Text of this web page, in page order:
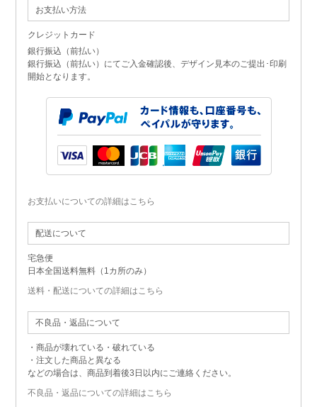
お支払い方法
クレジットカード
銀行振込（前払い）
銀行振込（前払い）にてご入金確認後、デザイン見本のご提出･印刷
開始となります。
お支払いについての詳細はこちら
配送について
宅急便
日本全国送料無料（1カ所のみ）
送料・配送についての詳細はこちら
不良品・返品について
・商品が壊れている・破れている
・注文した商品と異なる
などの場合は、商品到着後3日以内にご連絡ください。
不良品・返品についての詳細はこちら